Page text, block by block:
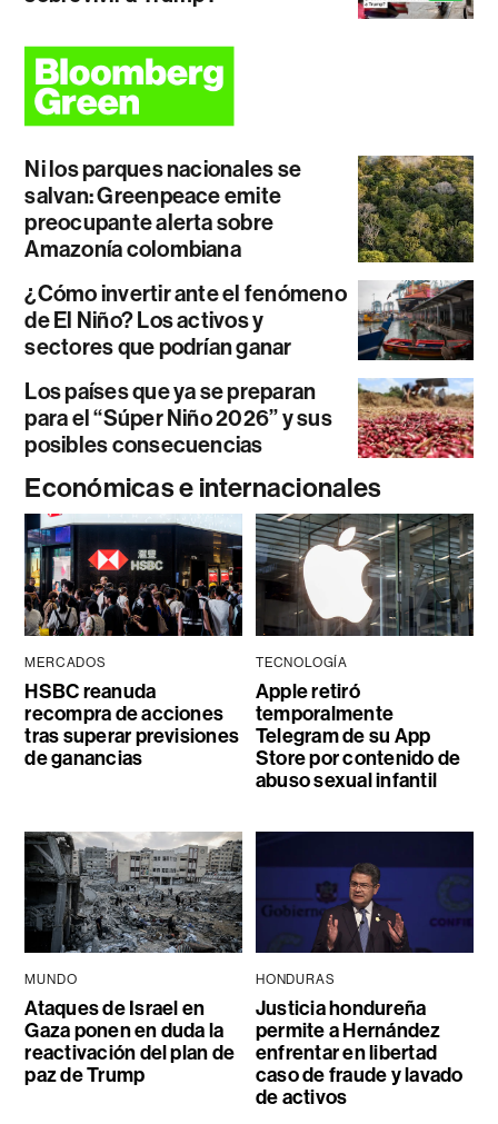
Ni los parques nacionales se
salvan: Greenpeace emite
preocupante alerta sobre
Amazonía colombiana
¿Cómo invertir ante el fenómeno
de El Niño? Los activos y
sectores que podrían ganar
Los países que ya se preparan
para el “Súper Niño 2026” y sus
posibles consecuencias
Económicas e internacionales
MERCADOS
HSBC reanuda
recompra de acciones
tras superar previsiones
de ganancias
TECNOLOGÍA
Apple retiró
temporalmente
Telegram de su App
Store por contenido de
abuso sexual infantil
MUNDO
Ataques de Israel en
Gaza ponen en duda la
reactivación del plan de
paz de Trump
HONDURAS
Justicia hondureña
permite a Hernández
enfrentar en libertad
caso de fraude y lavado
de activos